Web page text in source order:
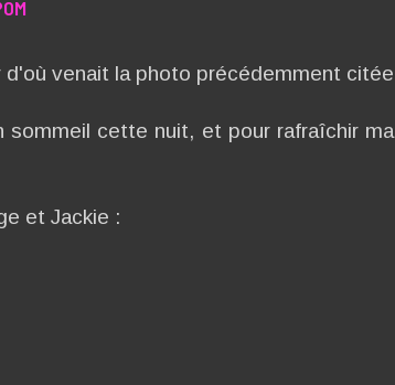
venait la photo précédemment citée
cette nuit, et pour rafraîchir ma
et Jackie :